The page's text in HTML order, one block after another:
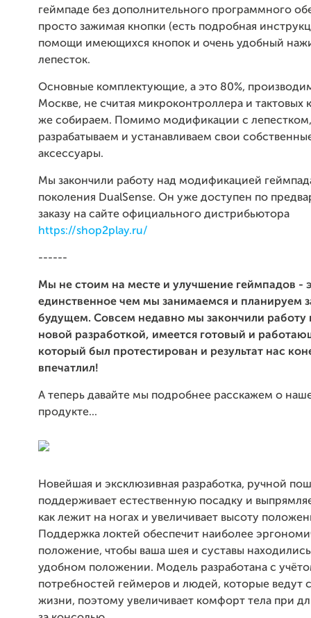
геймпаде без дополнительного программного
просто зажимая кнопки (есть подробная
помощи имеющихся кнопок и очень удобный
лепесток.
Основные комплектующие, а это 80%,
Москве, не считая микроконтроллера и тактовых
же собираем. Помимо модификации с
разрабатываем и устанавливаем свои
аксессуары.
Мы закончили работу над модификацией
поколения DualSense. Он уже доступен по
заказу на сайте официального дистрибьютора
https://shop2play.ru/
------
Мы не стоим на месте и улучшение геймпадов -
единственное чем мы занимаемся и планируем
будущем. Совсем недавно мы закончили работу
новой разработкой, имеется готовый и
который был протестирован и результат нас
впечатлил!
А теперь давайте мы подробнее расскажем о
продукте...
Новейшая и эксклюзивная разработка, ручной
поддерживает естественную посадку и
как лежит на ногах и увеличивает высоту
Поддержка локтей обеспечит наиболее
положение, чтобы ваша шея и суставы
удобном положении. Модель разработана с
потребностей геймеров и людей, которые ведут
жизни, поэтому увеличивает комфорт тела при